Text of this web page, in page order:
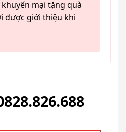
khuyến mại tặng quà
được giới thiệu khi